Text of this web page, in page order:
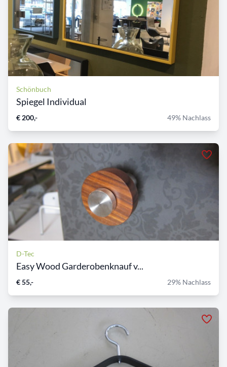
Schönbuch
Spiegel Individual
€ 200,- 49% Nachlass
D-Tec
Easy Wood Garderobenknauf v...
€ 55,- 29% Nachlass